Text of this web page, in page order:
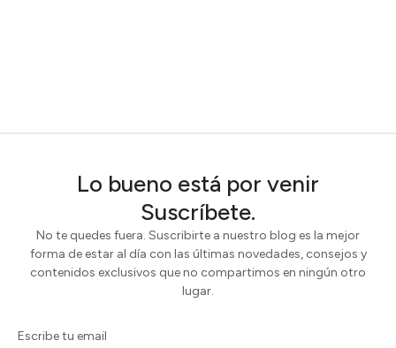
Lo bueno está por venir
Suscríbete.
No te quedes fuera. Suscribirte a nuestro blog es la mejor
forma de estar al día con las últimas novedades, consejos y
contenidos exclusivos que no compartimos en ningún otro
lugar.